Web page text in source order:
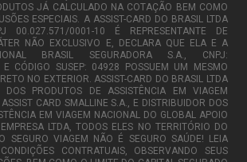
JÁ CALCULADO NA COTAÇÃO BEM COMO
ESPECIAIS. A ASSIST-CARD DO BRASIL LTDA
00.027.571/0001-10 É REPRESENTANTE DE
NÃO EXCLUSIVO E, DECLARA QUE ELA E A
BRASIL SEGURADORA S.A., CNPJ:
CÓDIGO SUSEP: 04928 POSSUEM UM MESMO
NO EXTERIOR. ASSIST-CARD DO BRASIL LTDA
PRODUTOS DE ASSISTÊNCIA EM VIAGEM
CARD SMALLINE S.A., E DISTRIBUIDOR DOS
EM VIAGEM NACIONAL DO GLOBAL APOIO
LTDA, TODOS ELES NO TERRITÓRIO DO
SEGURO VIAGEM NÃO É SEGURO SAÚDE! LEIA
CONTRATUAIS, OBSERVANDO SEUS